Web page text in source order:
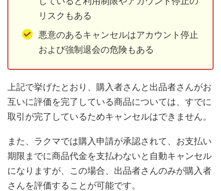
リスクもある
悪意のあるキャンセルはアカウント停止
および強制退会の危険もある
上記で挙げたとおり、購入者さんと出品者さんがお
互いに評価を完了している商品については、すでに
取引が完了しているためキャンセルはできません。
また、ラクマでは購入申請が承認されて、お支払い
期限までに商品代金を支払わないと自動キャンセル
になりますが、この場合、出品者さんのみが購入者
さんを評価することが可能です。